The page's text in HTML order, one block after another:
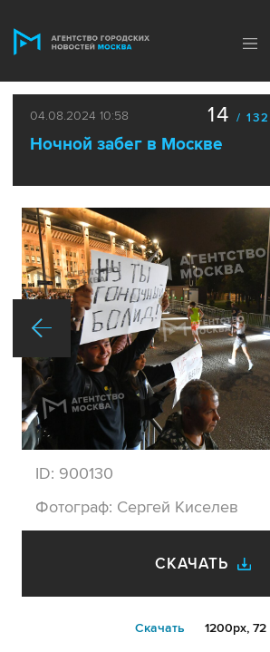
04.08.2024 10:58
Ночной забег в Москве
14 / 132
ID: 900130
Фотограф: Сергей Киселев
СКАЧАТЬ
Cкачать 1200px, 72